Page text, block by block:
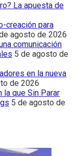
La apuesta de
creación para
agosto de 2026
comunicación
5 de agosto de
en la nueva
de 2026
la que Sin Parar
5 de agosto de